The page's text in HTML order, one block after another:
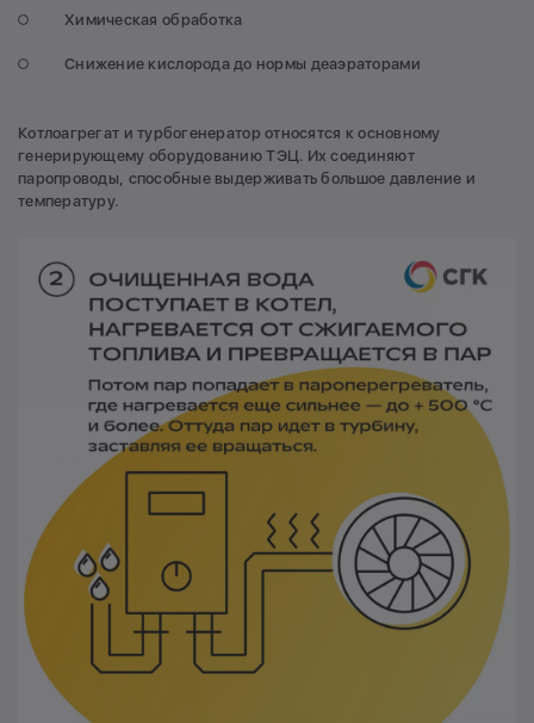
Химическая обработка
Снижение кислорода до нормы деаэраторами
Котлоагрегат и турбогенератор относятся к основному
генерирующему оборудованию ТЭЦ. Их соединяют
паропроводы, способные выдерживать большое давление и
температуру.